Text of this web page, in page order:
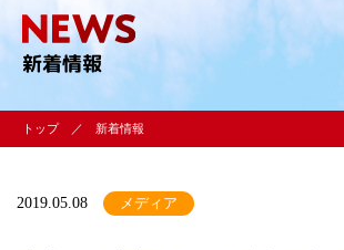
新着情報
トップ 新着情報
2019.05.08 メディア